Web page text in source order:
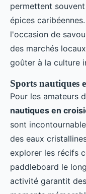
permettent
épices
l'occasion de
des marchés
goûter à la culture
Sports nautiques
Pour les amateurs
nautiques en
sont
des eaux
explorer les récifs
paddleboard le
activité garantit